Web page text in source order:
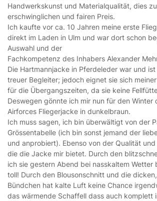
Handwerkskunst und Materialqualität, dies
erschwinglichen und fairen Preis.
Ich kaufte vor ca. 10 Jahren meine erste
direkt im Laden in Ulm und war dort schon
Auswahl und der
Fachkompetenz des Inhabers Alexander
Die Hartmannjacke in Pferdeleder war und
treuer Begleiter; jedoch eignet sie sich
für die Übergangszeiten, da sie keine
Deswegen gönnte ich mir nun für den Winter
Airforces Fliegerjacke in dunkelbraun.
Ich muss sagen, ich bin überwältigt von der
Grössentabelle (ich bin sonst jemand der
und anprobiert). Ebenso von der Qualität
die die Jacke mir bietet. Durch den
ich sie gestern Abend bei nasskaltem Wetter
toll! Durch den Blousonschnitt und die
Bündchen hat kalte Luft keine Chance
das wärmende Schaffell dass auch komplett